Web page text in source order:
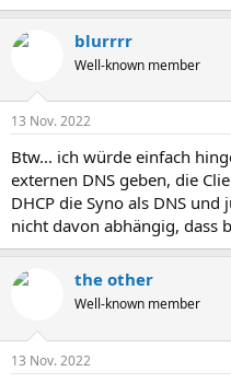
blurrrr
Well-known member
13 Nov. 2022
Btw... ich würde einfach
externen DNS geben, die
DHCP die Syno als DNS
nicht davon abhängig, dass
the other
Well-known member
13 Nov. 2022